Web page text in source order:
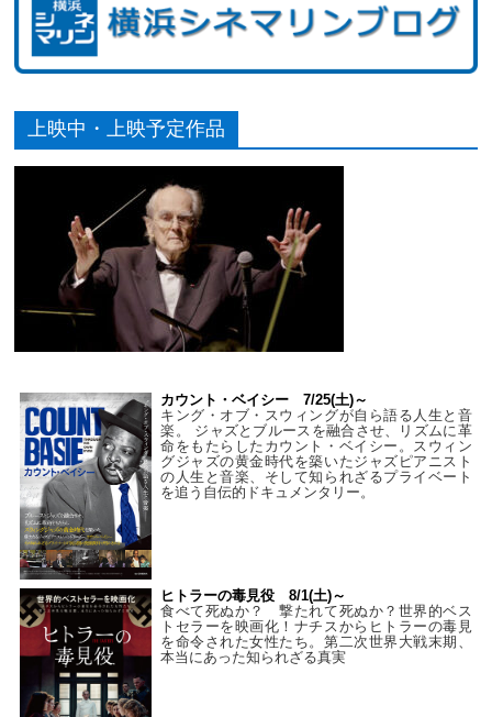
上映中・上映予定作品
カウント・ベイシー 7/25(土)～
キング・オブ・スウィングが自ら語る人生と音
楽。 ジャズとブルースを融合させ、リズムに革
命をもたらしたカウント・ベイシー。スウィン
グジャズの黄金時代を築いたジャズピアニスト
の人生と音楽、そして知られざるプライベート
を追う自伝的ドキュメンタリー。
ヒトラーの毒見役 8/1(土)～
食べて死ぬか？ 撃たれて死ぬか？世界的ベス
トセラーを映画化！ナチスからヒトラーの毒見
を命令された女性たち。第二次世界大戦末期、
本当にあった知られざる真実